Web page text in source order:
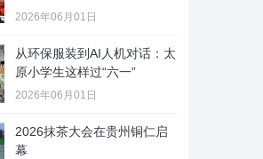
“六
2026年06月01日
从环保服装到AI人机对话：太
原小学生这样过“六一”
2026年06月01日
2026抹茶大会在贵州铜仁启
幕